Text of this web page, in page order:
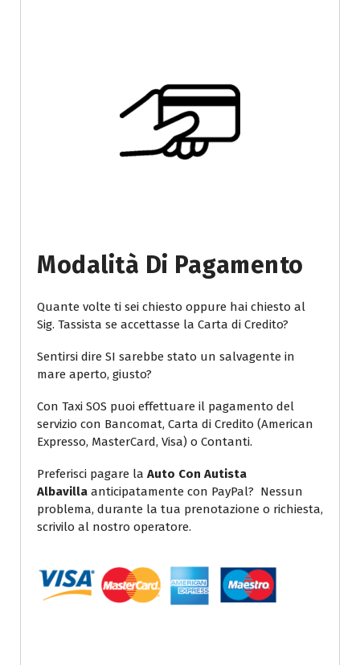
Modalità Di Pagamento
Quante volte ti sei chiesto oppure hai chiesto al
Sig. Tassista se accettasse la Carta di Credito?
Sentirsi dire SI sarebbe stato un salvagente in
mare aperto, giusto?
Con Taxi SOS puoi effettuare il pagamento del
servizio con Bancomat, Carta di Credito (American
Expresso, MasterCard, Visa) o Contanti.
Preferisci pagare la Auto Con Autista
Albavilla anticipatamente con PayPal? Nessun
problema, durante la tua prenotazione o richiesta,
scrivilo al nostro operatore.